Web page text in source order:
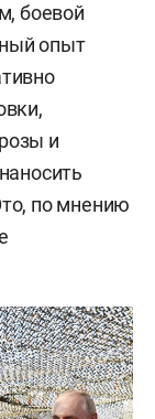
боевой
опыт
и
по мнению